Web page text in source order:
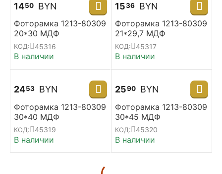
1450 BYN
Фоторамка 1213-80309
20*30 МДФ
КОД: 45316
В наличии
1536 BYN
Фоторамка 1213-80309
21*29,7 МДФ
КОД: 45317
В наличии
2453 BYN
Фоторамка 1213-80309
30*40 МДФ
КОД: 45319
В наличии
2590 BYN
Фоторамка 1213-80309
30*45 МДФ
КОД: 45320
В наличии